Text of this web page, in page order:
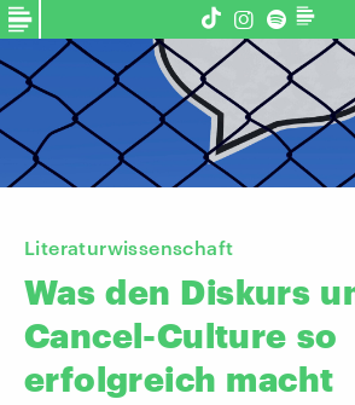
Literaturwissenschaft
Was den Diskurs
Cancel-Culture so
erfolgreich macht